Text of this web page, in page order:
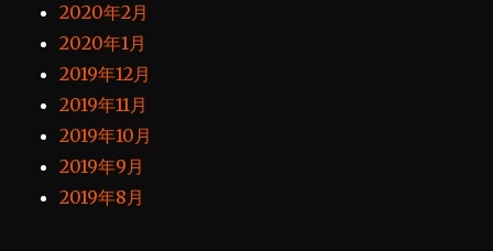
2020年2月
2020年1月
2019年12月
2019年11月
2019年10月
2019年9月
2019年8月